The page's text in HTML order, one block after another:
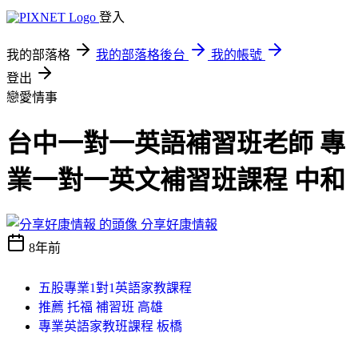
登入
我的部落格 我的部落格後台
我的帳號
登出
戀愛情事
台中一對一英語補習班老師 專
業一對一英文補習班課程 中和
分享好康情報
8年前
五股專業1對1英語家教課程
推薦 托福 補習班 高雄
專業英語家教班課程 板橋